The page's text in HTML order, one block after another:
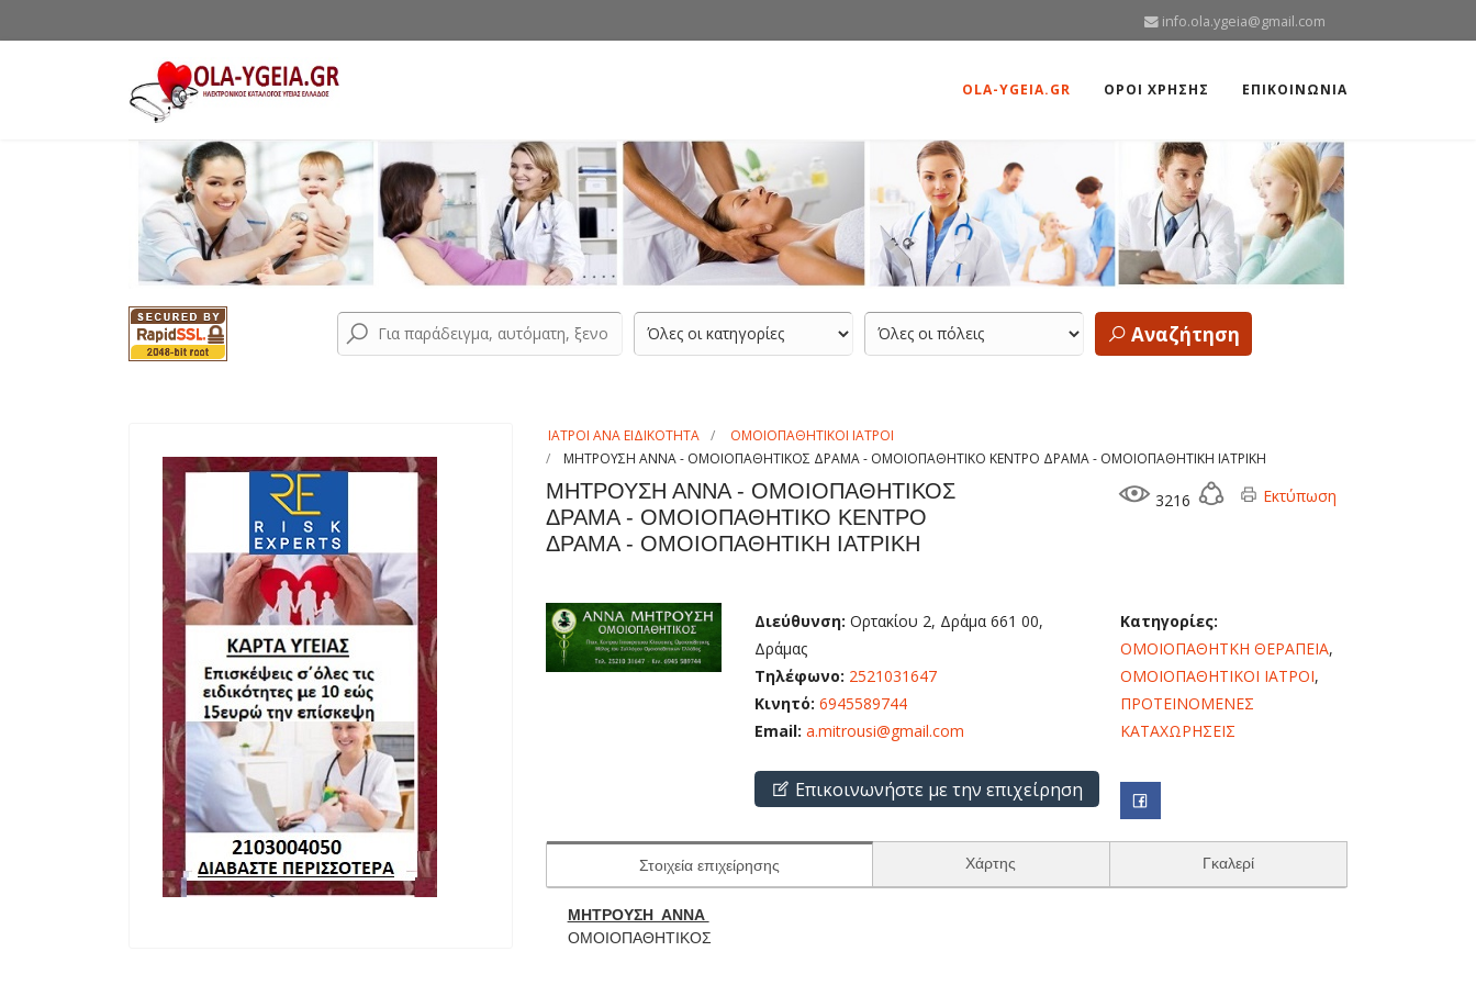
info.ola.ygeia@gmail.com
OLA-YGEIA.GR ΟΡΟΙ ΧΡΗΣΗΣ ΕΠΙΚΟΙΝΩΝΙΑ
Αναζήτηση
ΙΑΤΡΟΙ ΑΝΑ ΕΙΔΙΚΟΤΗΤΑ
ΟΜΟΙΟΠΑΘΗΤΙΚΟΙ ΙΑΤΡΟΙ
ΜΗΤΡΟΥΣΗ ΑΝΝΑ - ΟΜΟΙΟΠΑΘΗΤΙΚΟΣ ΔΡΑΜΑ - ΟΜΟΙΟΠΑΘΗΤΙΚΟ ΚΕΝΤΡΟ ΔΡΑΜΑ - ΟΜΟΙΟΠΑΘΗΤΙΚΗ ΙΑΤΡΙΚΗ
ΜΗΤΡΟΥΣΗ ΑΝΝΑ - ΟΜΟΙΟΠΑΘΗΤΙΚΟΣ
ΔΡΑΜΑ - ΟΜΟΙΟΠΑΘΗΤΙΚΟ ΚΕΝΤΡΟ
ΔΡΑΜΑ - ΟΜΟΙΟΠΑΘΗΤΙΚΗ ΙΑΤΡΙΚΗ
3216 Εκτύπωση
Διεύθυνση: Ορτακίου 2, Δράμα 661 00,
Δράμας
Τηλέφωνο: 2521031647
Κινητό: 6945589744
Email: a.mitrousi@gmail.com
Επικοινωνήστε με την επιχείρηση
Κατηγορίες:
ΟΜΟΙΟΠΑΘΗΤΚΗ ΘΕΡΑΠΕΙΑ,
ΟΜΟΙΟΠΑΘΗΤΙΚΟΙ ΙΑΤΡΟΙ,
ΠΡΟΤΕΙΝΟΜΕΝΕΣ
ΚΑΤΑΧΩΡΗΣΕΙΣ
Στοιχεία επιχείρησης Χάρτης Γκαλερί
ΜΗΤΡΟΥΣΗ ΑΝΝΑ
ΟΜΟΙΟΠΑΘΗΤΙΚΟΣ